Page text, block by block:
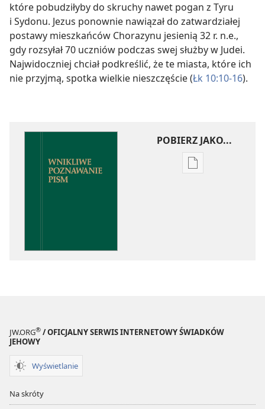
które pobudziłyby do skruchy nawet pogan z Tyru
i Sydonu. Jezus ponownie nawiązał do zatwardziałej
postawy mieszkańców Chorazynu jesienią 32 r. n.e.,
gdy rozsyłał 70 uczniów podczas swej służby w Judei.
Najwidoczniej chciał podkreślić, że te miasta, które ich
nie przyjmą, spotka wielkie nieszczęście (Łk 10:10-16).
POBIERZ JAKO...
Ustawienia
JW.ORG® / OFICJALNY SERWIS INTERNETOWY ŚWIADKÓW
JEHOWY
Wyświetlanie
Na skróty